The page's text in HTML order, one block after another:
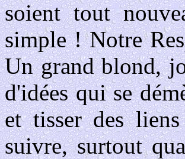
soient tout
simple ! Notre
Un grand blond,
d'idées qui se
et tisser des
suivre, surtout